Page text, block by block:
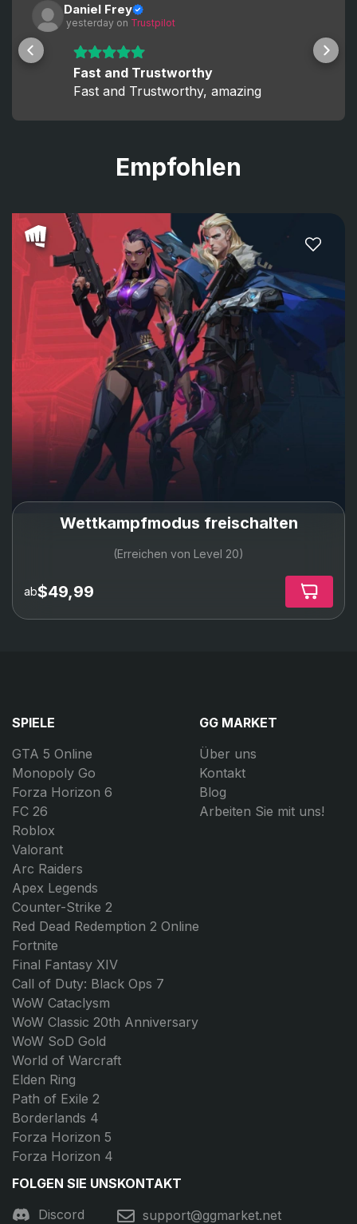
Daniel Frey
yesterday on Trustpilot
Fast and Trustworthy
Fast and Trustworthy, amazing
Empfohlen
Wettkampfmodus freischalten
(Erreichen von Level 20)
ab$49,99
SPIELE
GTA 5 Online
Monopoly Go
Forza Horizon 6
FC 26
Roblox
Valorant
Arc Raiders
Apex Legends
Counter-Strike 2
Red Dead Redemption 2 Online
Fortnite
Final Fantasy XIV
Call of Duty: Black Ops 7
WoW Cataclysm
WoW Classic 20th Anniversary
WoW SoD Gold
World of Warcraft
Elden Ring
Path of Exile 2
Borderlands 4
Forza Horizon 5
Forza Horizon 4
GG MARKET
Über uns
Kontakt
Blog
Arbeiten Sie mit uns!
FOLGEN SIE UNS
Discord
KONTAKT
support@ggmarket.net